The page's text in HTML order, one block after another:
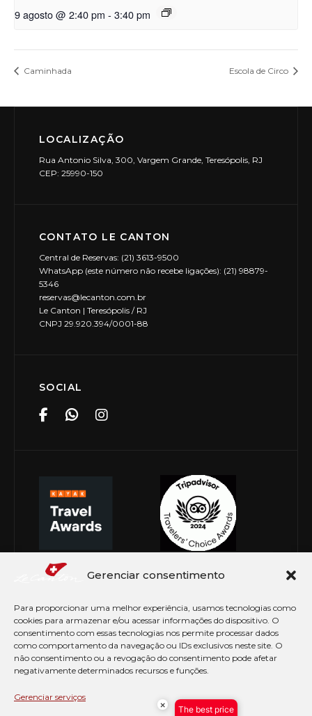
Gerenciar consentimento
Para proporcionar uma melhor experiência, usamos tecnologias como
cookies para armazenar e/ou acessar informações do dispositivo. O
consentimento com essas tecnologias nos permite processar dados
como comportamento da navegação ou IDs exclusivos neste site. O
não consentimento ou a revogação do consentimento pode afetar
negativamente determinados recursos e funções.
Gerenciar serviços
9 agosto @ 2:40 pm - 3:40 pm
Caminhada Escola de Circo
LOCALIZAÇÃO
Rua Antonio Silva, 300, Vargem Grande, Teresópolis, RJ
CEP: 25990-150
CONTATO LE CANTON
Central de Reservas: (21) 3613-9500
WhatsApp (este número não recebe ligações): (21) 98879-
5346
reservas@lecanton.com.br
Le Canton | Teresópolis / RJ
CNPJ 29.920.394/0001-88
SOCIAL
© Copyright 2026 Le Canton. Todos os direitos
× The best price